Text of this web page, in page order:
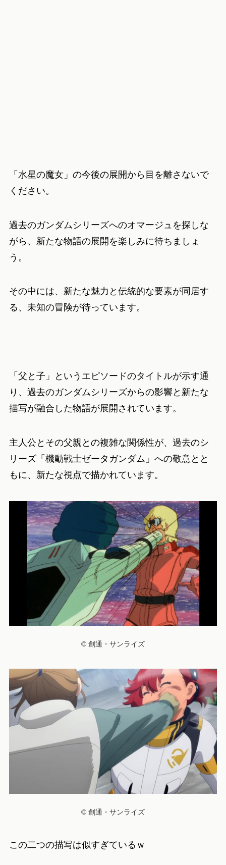
「水星の魔女」の今後の展開から目を離さないで
ください。
過去のガンダムシリーズへのオマージュを探しな
がら、新たな物語の展開を楽しみに待ちましょ
う。
その中には、新たな魅力と伝統的な要素が同居す
る、未知の冒険が待っています。
「父と子」というエピソードのタイトルが示す通
り、過去のガンダムシリーズからの影響と新たな
描写が融合した物語が展開されています。
主人公とその父親との複雑な関係性が、過去のシ
リーズ「機動戦士ゼータガンダム」への敬意とと
もに、新たな視点で描かれています。
© 創通・サンライズ
© 創通・サンライズ
この二つの描写は似すぎているｗ